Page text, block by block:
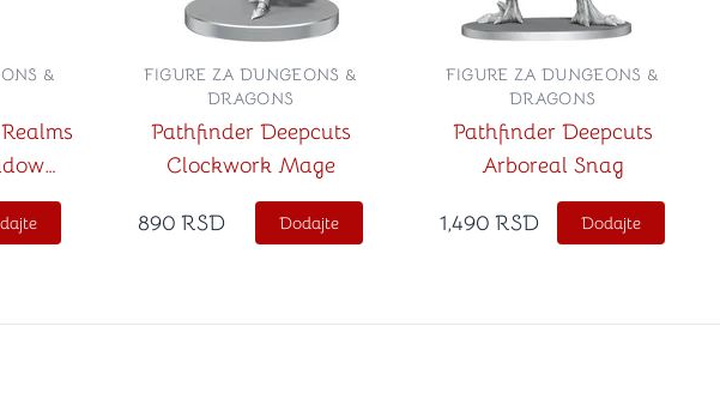
&
Pathfinder Deepcuts
Clockwork Mage
FIGURE ZA DUNGEONS &
DRAGONS
890 RSD Dodajte
Pathfinder Deepcuts
Arboreal Snag
FIGURE ZA DUNGEONS &
DRAGONS
1,490 RSD Dodajte